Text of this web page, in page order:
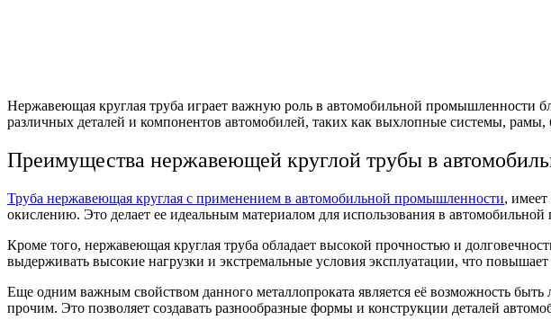
Нержавеющая круглая труба играет важную роль в автомобильной промышленности
различных деталей и компонентов автомобилей, таких как выхлопные системы,
Преимущества нержавеющей круглой трубы в
Труба нержавеющая круглая с применением в автомобильной промышленности,
окислению. Это делает ее идеальным материалом для использования в
Кроме того, нержавеющая круглая труба обладает высокой прочностью и
выдерживать высокие нагрузки и экстремальные условия эксплуатации, что
Еще одним важным свойством данного металлопроката является её возможность
прочим. Это позволяет создавать разнообразные формы и конструкции деталей